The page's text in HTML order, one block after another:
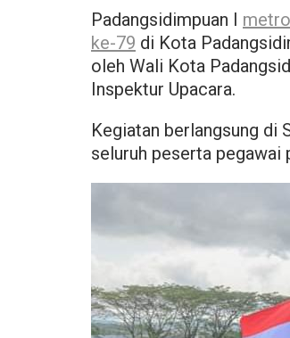
Padangsidimpuan I
ke-79 di Kota
oleh Wali Kota
Inspektur Upacara.
Kegiatan berlangsung di
seluruh peserta pegawai